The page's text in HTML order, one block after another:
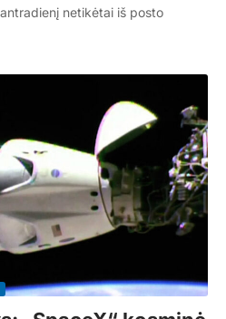
netikėtai iš posto